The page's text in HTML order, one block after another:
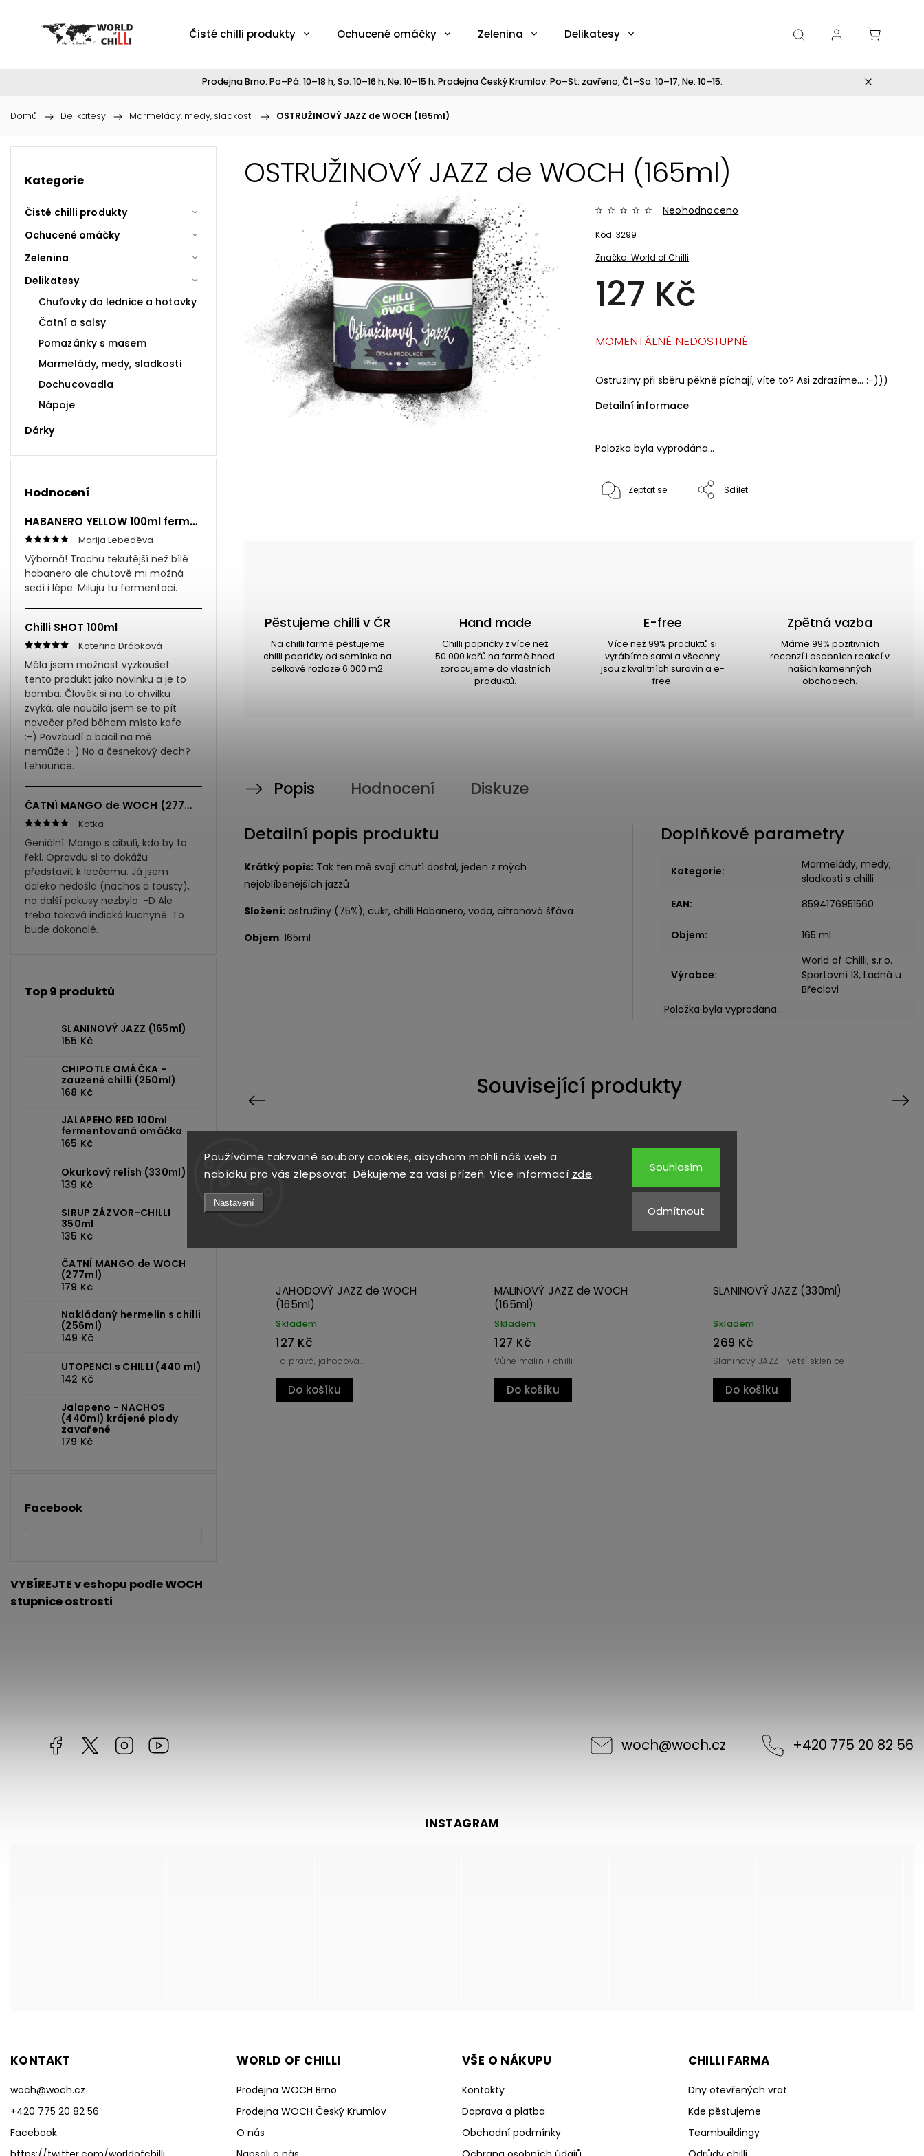
Používáme takzvané soubory cookies, abychom mohli náš web a
nabídku pro vás zlepšovat. Děkujeme za vaši přízeň. Více informací zde.
Nastavení
Odmítnout
Souhlasím
Čisté chilli produkty Ochucené omáčky Zelenina Delikatesy
Prodejna Brno: Po–Pá: 10–18 h, So: 10–16 h, Ne: 10–15 h. Prodejna Český Krumlov: Po–St: zavřeno, Čt–So: 10–17, Ne: 10–15.
Domů / Delikatesy / Marmelády, medy, sladkosti / OSTRUŽINOVÝ JAZZ de WOCH (165ml)
Kategorie
Čisté chilli produkty
Ochucené omáčky
Zelenina
Delikatesy
Chuťovky do lednice a hotovky
Čatní a salsy
Pomazánky s masem
Marmelády, medy, sladkosti
Dochucovadla
Nápoje
Dárky
Hodnocení
HABANERO YELLOW 100ml fermentovaná omáčka
Marija Lebeděva
Výborná! Trochu tekutější než bílé
habanero ale chutově mi možná
sedí i lépe. Miluju tu fermentaci.
Chilli SHOT 100ml
Kateřina Drábková
Měla jsem možnost vyzkoušet
tento produkt jako novinku a je to
bomba. Člověk si na to chvilku
zvyká, ale naučila jsem se to pít
navečer před během místo kafe
:-) Povzbudí a bacil na mě
nemůže :-) No a česnekový dech?
Lehounce.
ČATNÍ MANGO de WOCH (277ml)
Katka
Geniální. Mango s cibulí, kdo by to
řekl. Opravdu si to dokážu
představit k lecčemu. Já jsem
daleko nedošla (nachos a tousty),
na další pokusy nezbylo :-D Ale
třeba taková indická kuchyně. To
bude dokonalé.
Top 9 produktů
SLANINOVÝ JAZZ (165ml)
155 Kč
CHIPOTLE OMÁČKA -
zauzené chilli (250ml)
168 Kč
JALAPENO RED 100ml
fermentovaná omáčka
165 Kč
Okurkový relish (330ml)
139 Kč
SIRUP ZÁZVOR-CHILLI
350ml
135 Kč
ČATNÍ MANGO de WOCH
(277ml)
179 Kč
Nakládaný hermelín s chilli
(256ml)
149 Kč
UTOPENCI s CHILLI (440 ml)
142 Kč
Jalapeno - NACHOS
(440ml) krájené plody
zavařené
179 Kč
Facebook
VYBÍREJTE v eshopu podle WOCH
stupnice ostrosti
OSTRUŽINOVÝ JAZZ de WOCH (165ml)
Značka: World of Chilli
Neohodnoceno
127 Kč
Kód: 3299
Ostružiny při sběru pěkně píchají, víte to? Asi zdražíme... :-)))
Detailní informace
Položka byla vyprodána…
MOMENTÁLNĚ NEDOSTUPNÉ
Zeptat se Sdílet
Pěstujeme chilli v ČR
Na chilli farmě pěstujeme
chilli papričky od semínka na
celkové rozloze 6.000 m2.
Hand made
Chilli papričky z více než
50.000 keřů na farmě hned
zpracujeme do vlastních
produktů.
E-free
Více než 99% produktů si
vyrábíme sami a všechny
jsou z kvalitních surovin a e-
free.
Zpětná vazba
Máme 99% pozitivních
recenzí i osobních reakcí v
našich kamenných
obchodech.
Popis Hodnocení Diskuze
Detailní popis produktu
Krátký popis: Tak ten mě svojí chutí dostal, jeden z mých
nejoblíbenějších jazzů
Složení: ostružiny (75%), cukr, chilli Habanero, voda, citronová šťáva
Objem: 165ml
Doplňkové parametry
Kategorie:
Marmelády, medy,
sladkosti s chilli
EAN: 8594176951560
Objem: 165 ml
Výrobce:
World of Chilli, s.r.o.
Sportovní 13, Ladná u
Břeclavi
Položka byla vyprodána…
Související produkty
Previous
JAHODOVÝ JAZZ de WOCH
Skladem
127 Kč
Ta pravá, jahodová...
Kód:125
MALINOVÝ JAZZ de WOCH
(165ml)
Skladem
127 Kč
Do košíku
Vůně malin + chilli
Kód:3094
SLANINOVÝ JAZZ (330ml)
Skladem
269 Kč
Do košíku
Slaninový JAZZ - větší sklenice
HRUŠKOVÝ JAZZ de WOCH
Momentálně nedostupné
127 Kč
Detail
Hruškový by měl být žlutý, nebo ne...
Next
Facebookhttps://twitter.com/worldofchilli
Instagram woch@woch.cz +420 775 20 82 56
KONTAKT
woch@woch.cz
+420 775 20 82 56
Facebook
WORLD OF CHILLI
Prodejna WOCH Brno
Prodejna WOCH Český Krumlov
O nás
VŠE O NÁKUPU
Kontakty
Doprava a platba
Obchodní podmínky
CHILLI FARMA
Dny otevřených vrat
Kde pěstujeme
Teambuildingy
INSTAGRAM